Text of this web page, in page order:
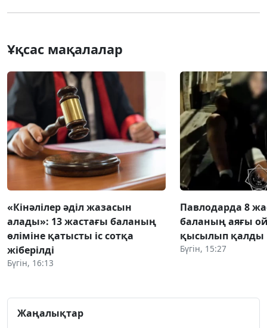
Ұқсас мақалалар
«Кінәлілер әділ жазасын
алады»: 13 жастағы баланың
өліміне қатысты іс сотқа
жіберілді
Бүгін, 16:13
Павлодарда 8
баланың аяғы
қысылып қалды
Бүгін, 15:27
Жаңалықтар